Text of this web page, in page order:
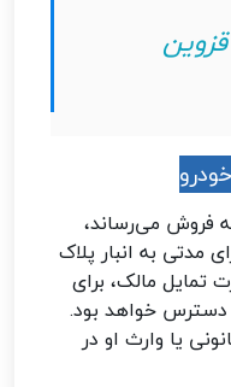
فروش می‌رساند،
مدتی به انبار پلاک
تمایل مالک، برای
دسترس خواهد بود.
یا وارث او در